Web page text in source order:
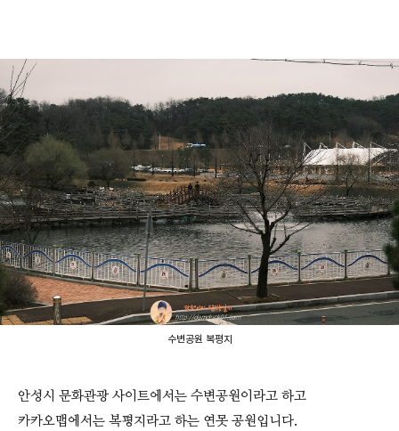
수변공원 복평지
안성시 문화관광 사이트에서는 수변공원이라고 하고
카카오맵에서는 복평지라고 하는 연못 공원입니다.